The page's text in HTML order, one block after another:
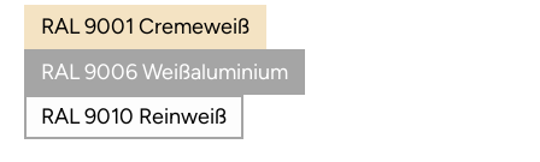
RAL 9001 Cremeweiß
RAL 9006 Weißaluminium
RAL 9010 Reinweiß